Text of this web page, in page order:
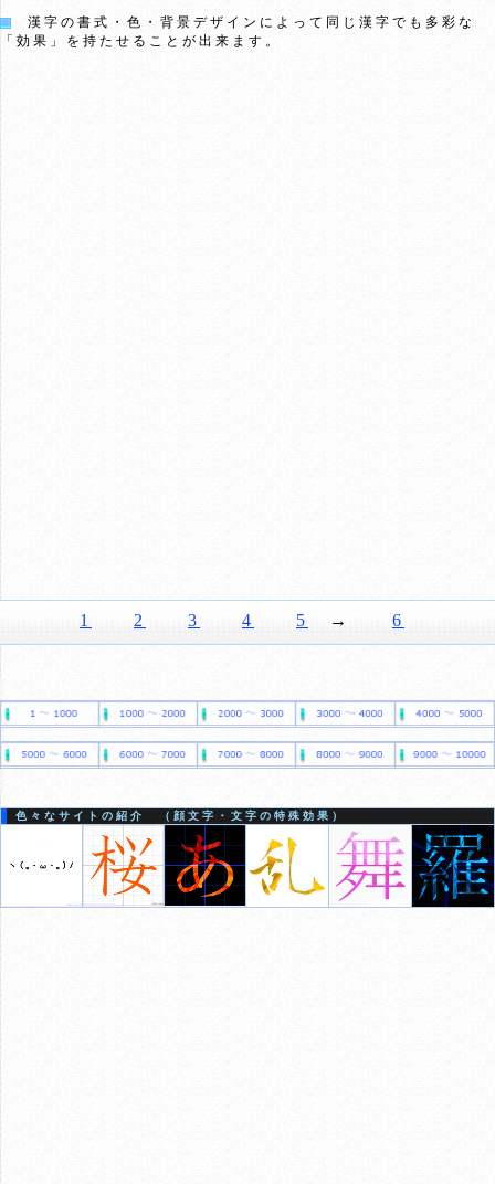
漢字の書式・色・背景デザインによって同じ漢字でも多彩な
「効果」を持たせることが出来ます。
1 2 3 4 5 → 6
色々なサイトの紹介 （顔文字・文字の特殊効果）